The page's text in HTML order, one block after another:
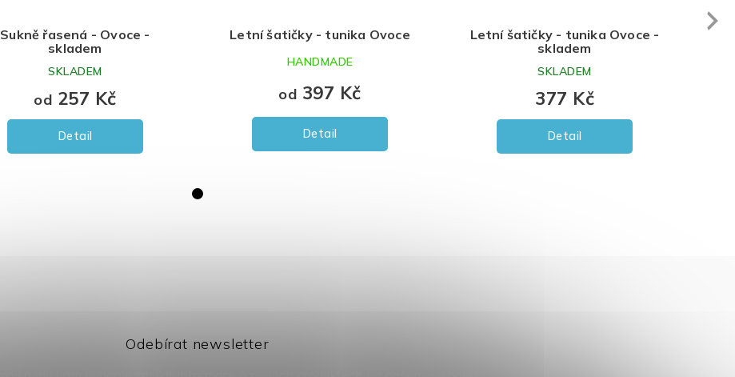
Sukně řasená - Ovoce -
skladem
od 257 Kč
Detail
SKLADEM
Letní šatičky - tunika Ovoce
od 397 Kč
Detail
HANDMADE
Letní šatičky - tunika Ovoce -
skladem
377 Kč
Detail
SKLADEM
Next
Odebírat newsletter